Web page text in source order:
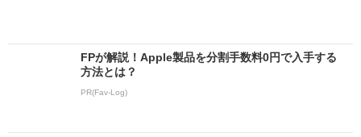
FPが解説！Apple製品を分割手数料0円で入手する
方法とは？
PR(Fav-Log)